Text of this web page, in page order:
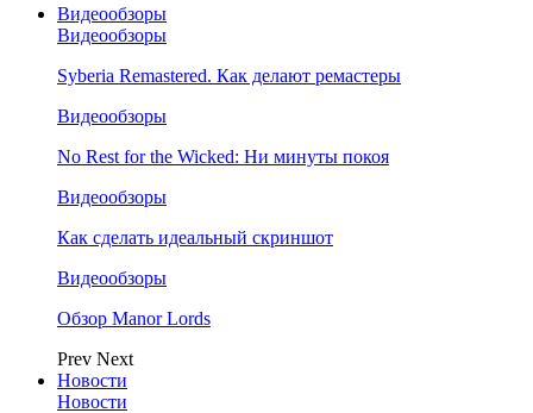
Видеообзоры
Видеообзоры
Syberia Remastered. Как делают ремастеры
Видеообзоры
No Rest for the Wicked: Ни минуты покоя
Видеообзоры
Как сделать идеальный скриншот
Видеообзоры
Обзор Manor Lords
Prev Next
Новости
Новости